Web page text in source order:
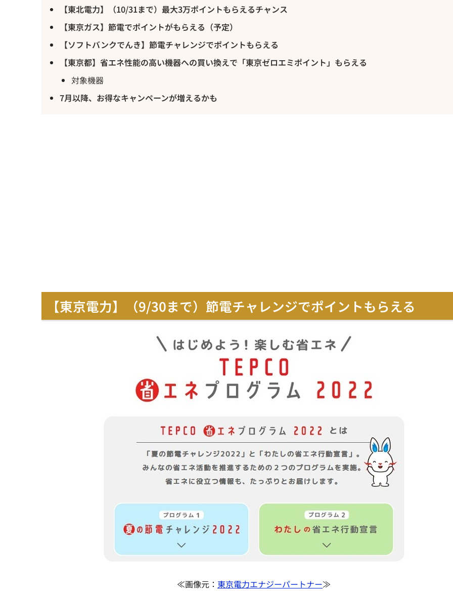
【東北電力】（10/31まで）最大3万ポイントもらえるチャンス
【東京ガス】節電でポイントがもらえる（予定）
【ソフトバンクでんき】節電チャレンジでポイントもらえる
【東京都】省エネ性能の高い機器への買い換えで「東京ゼロエミポイント」もらえる
対象機器
7月以降、お得なキャンペーンが増えるかも
【東京電力】（9/30まで）節電チャレンジでポイントもらえる
≪画像元： 東京電力エナジーパートナー≫